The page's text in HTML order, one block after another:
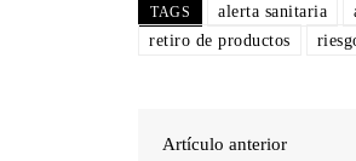
TAGS alerta sanitaria
retiro de productos
Artículo anterior